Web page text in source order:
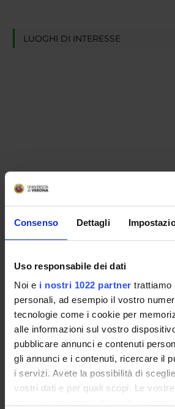
Consenso Dettagli
Uso responsabile dei dati
Noi e i nostri 1022 partner trattiamo
personali, ad esempio il vostro
tecnologie come i cookie per
alle informazioni sul vostro
pubblicare annunci e contenuti
gli annunci e i contenuti, ricercare il
i servizi. Avete la possibilità di
vostri dati e per quali scopi. Le
LUOGHI DI INTERESSE
ORGANIZZAZIONE
GOVERNANCE
COMMISSIONI
UFFICI E STRUTTURE DI SERVIZIO